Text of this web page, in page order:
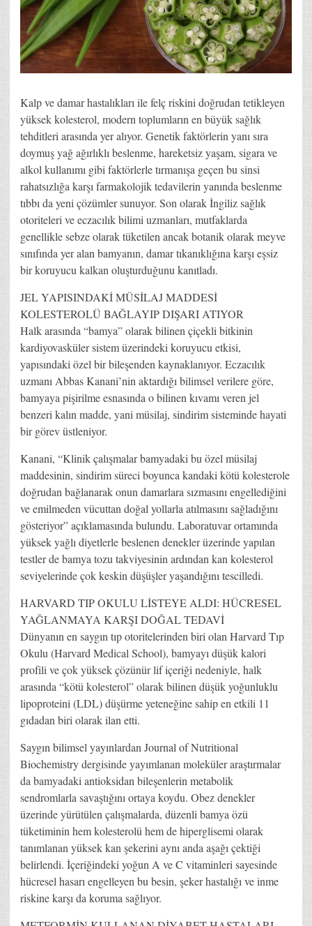
Kalp ve damar hastalıkları ile felç riskini doğrudan tetikleyen
yüksek kolesterol, modern toplumların en büyük sağlık
tehditleri arasında yer alıyor. Genetik faktörlerin yanı sıra
doymuş yağ ağırlıklı beslenme, hareketsiz yaşam, sigara ve
alkol kullanımı gibi faktörlerle tırmanışa geçen bu sinsi
rahatsızlığa karşı farmakolojik tedavilerin yanında beslenme
tıbbı da yeni çözümler sunuyor. Son olarak İngiliz sağlık
otoriteleri ve eczacılık bilimi uzmanları, mutfaklarda
genellikle sebze olarak tüketilen ancak botanik olarak meyve
sınıfında yer alan bamyanın, damar tıkanıklığına karşı eşsiz
bir koruyucu kalkan oluşturduğunu kanıtladı.
JEL YAPISINDAKİ MÜSİLAJ MADDESİ
KOLESTEROLÜ BAĞLAYIP DIŞARI ATIYOR
Halk arasında “bamya” olarak bilinen çiçekli bitkinin
kardiyovasküler sistem üzerindeki koruyucu etkisi,
yapısındaki özel bir bileşenden kaynaklanıyor. Eczacılık
uzmanı Abbas Kanani’nin aktardığı bilimsel verilere göre,
bamyaya pişirilme esnasında o bilinen kıvamı veren jel
benzeri kalın madde, yani müsilaj, sindirim sisteminde hayati
bir görev üstleniyor.
Kanani, “Klinik çalışmalar bamyadaki bu özel müsilaj
maddesinin, sindirim süreci boyunca kandaki kötü kolesterole
doğrudan bağlanarak onun damarlara sızmasını engellediğini
ve emilmeden vücuttan doğal yollarla atılmasını sağladığını
gösteriyor” açıklamasında bulundu. Laboratuvar ortamında
yüksek yağlı diyetlerle beslenen denekler üzerinde yapılan
testler de bamya tozu takviyesinin ardından kan kolesterol
seviyelerinde çok keskin düşüşler yaşandığını tescilledi.
HARVARD TIP OKULU LİSTEYE ALDI: HÜCRESEL
YAĞLANMAYA KARŞI DOĞAL TEDAVİ
Dünyanın en saygın tıp otoritelerinden biri olan Harvard Tıp
Okulu (Harvard Medical School), bamyayı düşük kalori
profili ve çok yüksek çözünür lif içeriği nedeniyle, halk
arasında “kötü kolesterol” olarak bilinen düşük yoğunluklu
lipoproteini (LDL) düşürme yeteneğine sahip en etkili 11
gıdadan biri olarak ilan etti.
Saygın bilimsel yayınlardan Journal of Nutritional
Biochemistry dergisinde yayımlanan moleküler araştırmalar
da bamyadaki antioksidan bileşenlerin metabolik
sendromlarla savaştığını ortaya koydu. Obez denekler
üzerinde yürütülen çalışmalarda, düzenli bamya özü
tüketiminin hem kolesterolü hem de hiperglisemi olarak
tanımlanan yüksek kan şekerini aynı anda aşağı çektiği
belirlendi. İçeriğindeki yoğun A ve C vitaminleri sayesinde
hücresel hasarı engelleyen bu besin, şeker hastalığı ve inme
riskine karşı da koruma sağlıyor.